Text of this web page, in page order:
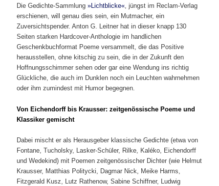
Die Gedichte-Sammlung»Lichtblicke«, jüngst im Reclam-Verlag
erschienen, will genau dies sein, ein Mutmacher, ein
Zuversichtspender. Anton G. Leitner hat in dieser knapp 130
Seiten starken Hardcover-Anthologie im handlichen
Geschenkbuchformat Poeme versammelt, die das Positive
herausstellen, ohne kitschig zu sein, die in der Zukunft den
Hoffnungsschimmer sehen oder gar eine Wendung ins richtig
Glückliche, die auch im Dunklen noch ein Leuchten wahrnehmen
oder ihm zumindest mit Humor begegnen.
Von Eichendorff bis Krausser: zeitgenössische Poeme und
Klassiker gemischt
Dabei mischt er als Herausgeber klassische Gedichte (etwa von
Fontane, Tucholsky, Lasker-Schüler, Rilke, Kaléko, Eichendorff
und Wedekind) mit Poemen zeitgenössischer Dichter (wie Helmut
Krausser, Matthias Politycki, Dagmar Nick, Meike Harms,
Fitzgerald Kusz, Lutz Rathenow, Sabine Schiffner, Ludwig